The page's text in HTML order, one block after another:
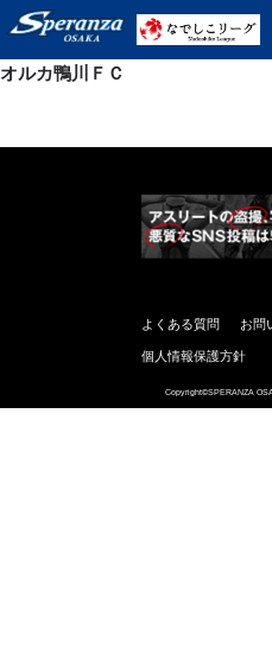
オルカ鴨川ＦＣ
よくある質問 お問
個人情報保護方針
Copyright©SPERANZA